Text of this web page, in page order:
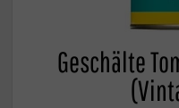
Geschälte